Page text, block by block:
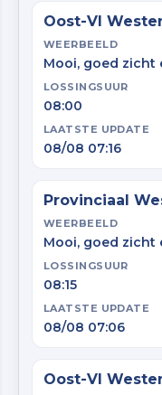
Oost-Vl
WEERBEELD
Mooi, goed zicht
LOSSINGSUUR
08:00
LAATSTE UPDATE
08/08 07:16
Provinciaal
WEERBEELD
Mooi, goed zicht
LOSSINGSUUR
08:15
LAATSTE UPDATE
08/08 07:06
Oost-Vl